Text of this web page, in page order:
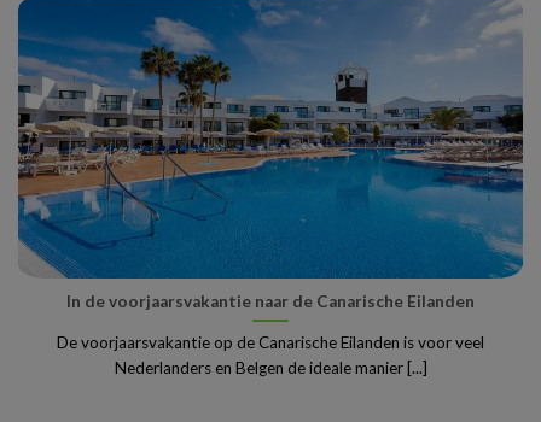
In de voorjaarsvakantie naar de Canarische Eilanden
De voorjaarsvakantie op de Canarische Eilanden is voor veel
Nederlanders en Belgen de ideale manier [...]